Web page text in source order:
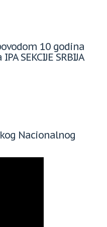
10 godina
SEKCIJE SRBIJA
Nacionalnog